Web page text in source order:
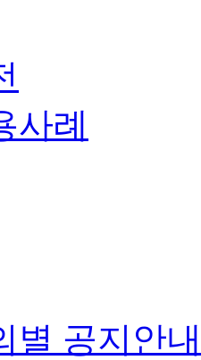
사례
별 공지안내